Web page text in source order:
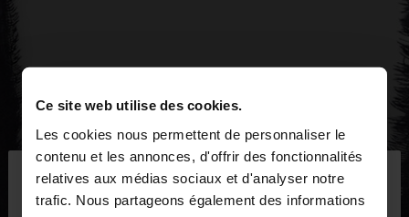
Ce site web utilise des cookies.
Les cookies nous permettent de personnaliser le
contenu et les annonces, d'offrir des fonctionnalités
relatives aux médias sociaux et d'analyser notre
trafic. Nous partageons également des informations
bonjour ×